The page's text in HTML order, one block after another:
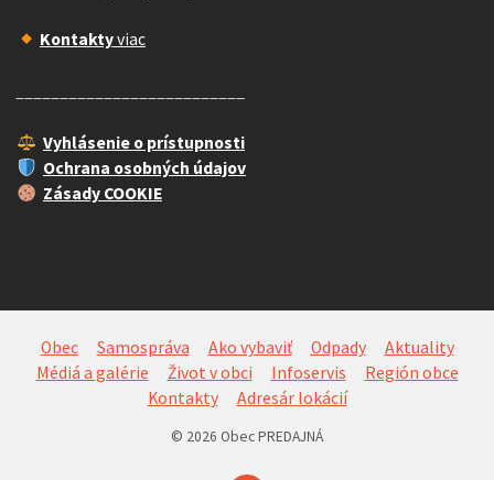
Kontaktyviac
Vyhlásenie o prístupnosti
Ochrana osobných údajov
Zásady COOKIE
Obec Samospráva Ako vybaviť Odpady
Aktuality
Médiá a galérie
Život v obci Infoservis
Región obce
Kontakty
Adresár lokácií
© 2026 Obec PREDAJNÁ